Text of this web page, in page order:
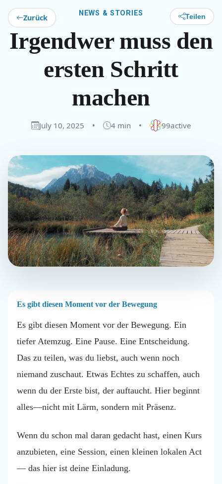
Es gibt diesen Moment vor der Bewegung
Es gibt diesen Moment vor der Bewegung. Ein
tiefer Atemzug. Eine Pause. Eine Entscheidung.
Das zu teilen, was du liebst, auch wenn noch
niemand zuschaut. Etwas Echtes zu schaffen, auch
wenn du der Erste bist, der auftaucht. Hier beginnt
alles—nicht mit Lärm, sondern mit Präsenz.
Wenn du schon mal daran gedacht hast, einen Kurs
anzubieten, eine Session, einen kleinen lokalen Act
— das hier ist deine Einladung.